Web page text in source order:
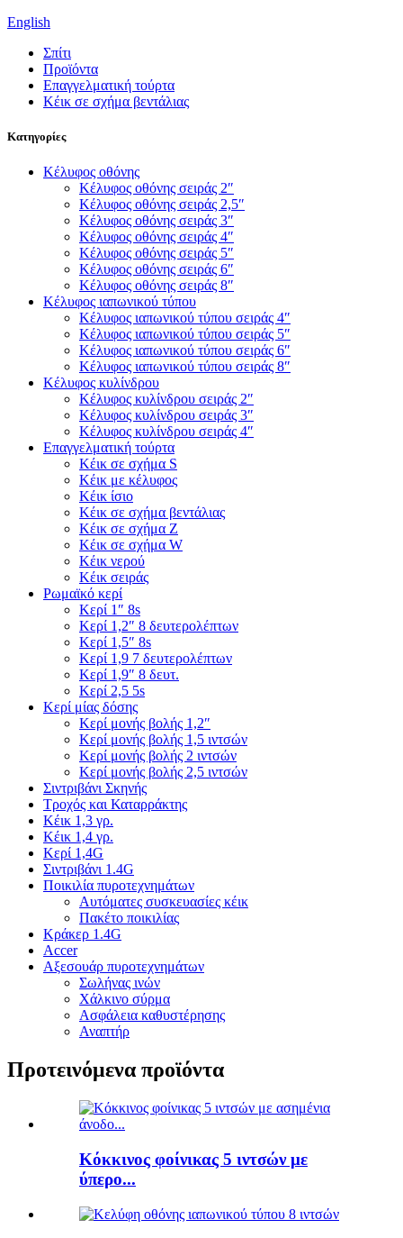
English
Σπίτι
Προϊόντα
Επαγγελματική τούρτα
Κέικ σε σχήμα βεντάλιας
Κατηγορίες
Κέλυφος οθόνης
Κέλυφος οθόνης σειράς 2″
Κέλυφος οθόνης σειράς 2,5″
Κέλυφος οθόνης σειράς 3″
Κέλυφος οθόνης σειράς 4″
Κέλυφος οθόνης σειράς 5″
Κέλυφος οθόνης σειράς 6″
Κέλυφος οθόνης σειράς 8″
Κέλυφος ιαπωνικού τύπου
Κέλυφος ιαπωνικού τύπου σειράς 4″
Κέλυφος ιαπωνικού τύπου σειράς 5″
Κέλυφος ιαπωνικού τύπου σειράς 6″
Κέλυφος ιαπωνικού τύπου σειράς 8″
Κέλυφος κυλίνδρου
Κέλυφος κυλίνδρου σειράς 2″
Κέλυφος κυλίνδρου σειράς 3″
Κέλυφος κυλίνδρου σειράς 4″
Επαγγελματική τούρτα
Κέικ σε σχήμα S
Κέικ με κέλυφος
Κέικ ίσιο
Κέικ σε σχήμα βεντάλιας
Κέικ σε σχήμα Ζ
Κέικ σε σχήμα W
Κέικ νερού
Κέικ σειράς
Ρωμαϊκό κερί
Κερί 1″ 8s
Κερί 1,2″ 8 δευτερολέπτων
Κερί 1,5″ 8s
Κερί 1,9 7 δευτερολέπτων
Κερί 1,9″ 8 δευτ.
Κερί 2,5 5s
Κερί μίας δόσης
Κερί μονής βολής 1,2″
Κερί μονής βολής 1,5 ιντσών
Κερί μονής βολής 2 ιντσών
Κερί μονής βολής 2,5 ιντσών
Σιντριβάνι Σκηνής
Τροχός και Καταρράκτης
Κέικ 1,3 γρ.
Κέικ 1,4 γρ.
Κερί 1,4G
Σιντριβάνι 1.4G
Ποικιλία πυροτεχνημάτων
Αυτόματες συσκευασίες κέικ
Πακέτο ποικιλίας
Κράκερ 1.4G
Accer
Αξεσουάρ πυροτεχνημάτων
Σωλήνας ινών
Χάλκινο σύρμα
Ασφάλεια καθυστέρησης
Αναπτήρ
Προτεινόμενα προϊόντα
Κόκκινος φοίνικας 5 ιντσών με
ύπερο...